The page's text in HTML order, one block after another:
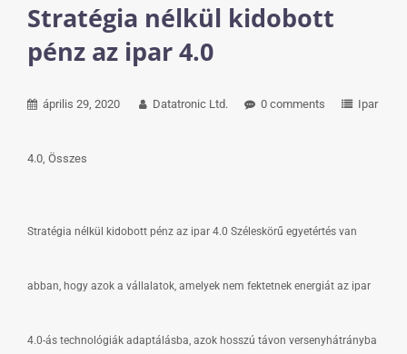
Stratégia nélkül kidobott
pénz az ipar 4.0
április 29, 2020 Datatronic Ltd. 0 comments Ipar
4.0 Összes
Stratégia nélkül kidobott pénz az ipar 4.0 Széleskörű egyetértés van
abban, hogy azok a vállalatok, amelyek nem fektetnek energiát az ipar
4.0-ás technológiák adaptálásba, azok hosszú távon versenyhátrányba